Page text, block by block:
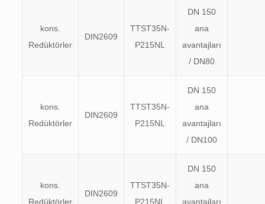
kons.
Redüktörler
DIN2609
TTST35N-
P215NL
DN 150
ana
avantajları
/ DN80
kons.
Redüktörler
DIN2609
TTST35N-
P215NL
DN 150
ana
avantajları
/ DN100
kons.
Redüktörler
DIN2609
TTST35N-
P215NL
DN 150
ana
avantajları